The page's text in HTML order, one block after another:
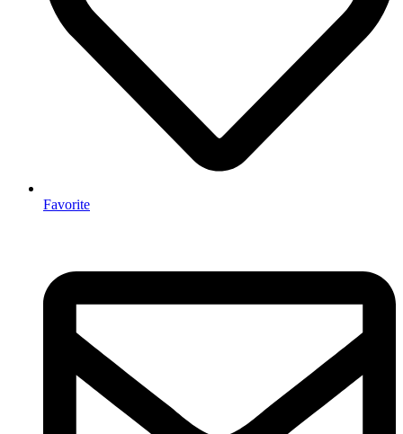
Favorite